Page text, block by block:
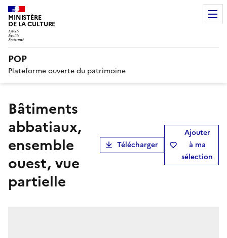
MINISTÈRE
DE LA CULTURE
POP
Plateforme ouverte du patrimoine
bâtiments
abbatiaux,
ensemble
ouest, vue
partielle
Télécharger
Ajouter
à ma
sélection